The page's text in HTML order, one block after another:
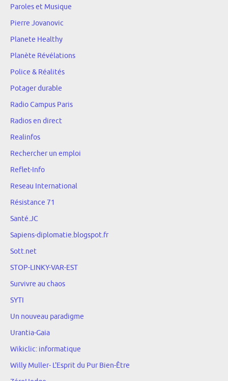
Paroles et Musique
Pierre Jovanovic
Planete Healthy
Planète Révélations
Police & Réalités
Potager durable
Radio Campus Paris
Radios en direct
Realinfos
Rechercher un emploi
Reflet-Info
Reseau International
Résistance 71
Santé.JC
Sapiens-diplomatie.blogspot.fr
Sott.net
STOP-LINKY-VAR-EST
Survivre au chaos
SYTI
Un nouveau paradigme
Urantia-Gaia
Wikiclic: informatique
Willy Muller- L'Esprit du Pur Bien-Être